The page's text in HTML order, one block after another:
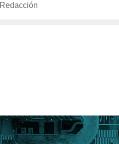
https://www.experimenta.es/
Redacción